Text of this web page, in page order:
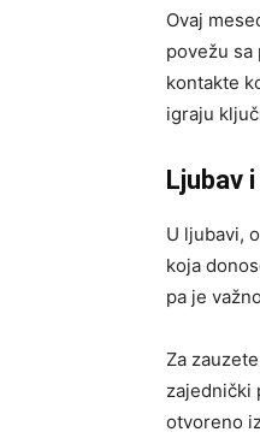
Ovaj
povežu
kontakte
igraju
Ljubav
U ljubavi,
koja
pa je
Za
zajednički
otvoreno